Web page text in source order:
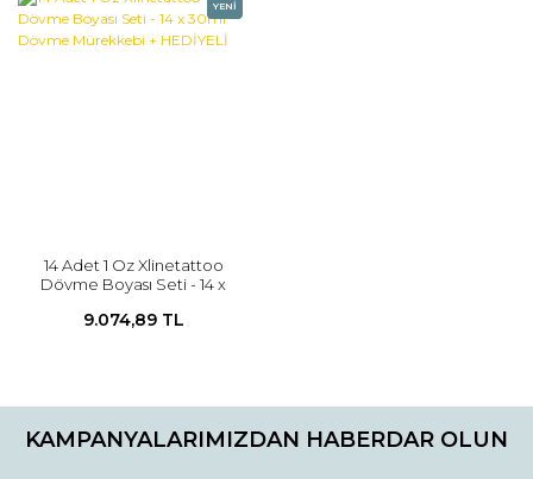
YENİ
14 Adet 1 Oz Xlinetattoo
Dövme Boyası Seti - 14 x
HEDİYELİ
9.074,89 TL
KAMPANYALARIMIZDAN HABERDAR OLUN